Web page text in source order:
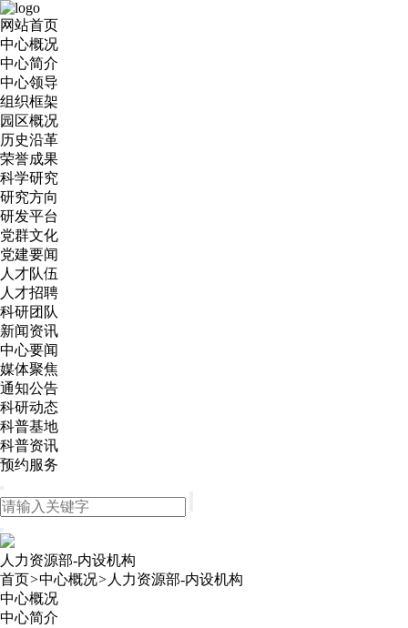
网站首页
中心概况
中心简介
中心领导
组织框架
园区概况
历史沿革
荣誉成果
科学研究
研究方向
研发平台
党群文化
党建要闻
人才队伍
人才招聘
科研团队
新闻资讯
中心要闻
媒体聚焦
通知公告
科研动态
科普基地
科普资讯
预约服务
人力资源部-内设机构
首页>中心概况> 人力资源部-内设机构
中心概况
中心简介